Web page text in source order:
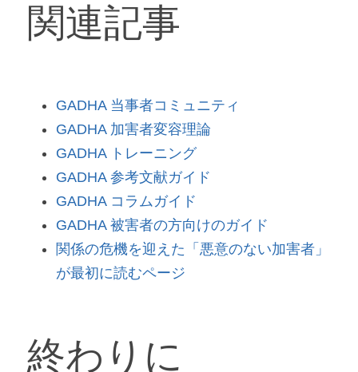
関連記事
GADHA 当事者コミュニティ
GADHA 加害者変容理論
GADHA トレーニング
GADHA 参考文献ガイド
GADHA コラムガイド
GADHA 被害者の方向けのガイド
関係の危機を迎えた「悪意のない加害者」
が最初に読むページ
終わりに